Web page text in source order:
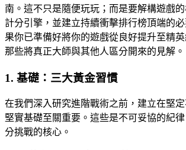
南。這不只是隨便玩玩；而是要解構遊戲
計分引擎，並建立持續衝擊排行榜頂端的
果你已準備好將你的遊戲從良好提升至精
那些將真正大師與其他人區分開來的見解。
1. 基礎：三大黃金習慣
在我們深入研究進階戰術之前，建立在堅
堅實基礎至關重要。這些是不可妥協的紀
分挑戰的核心。